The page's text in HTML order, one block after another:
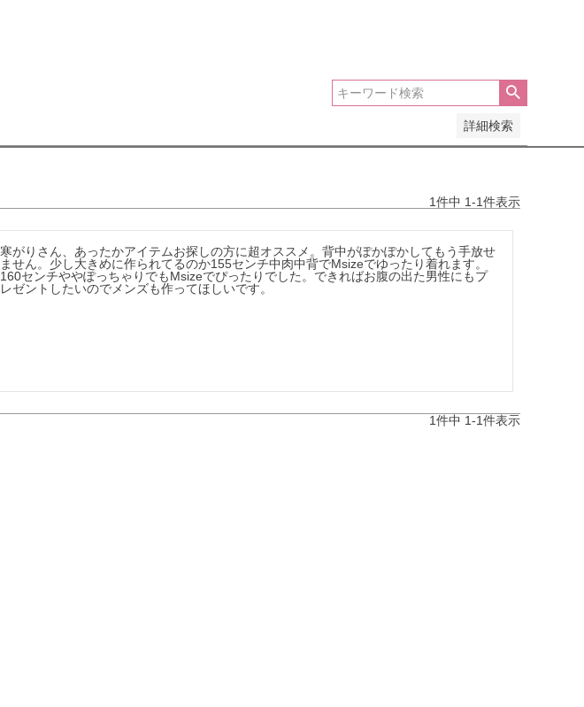
詳細検索
1件中 1-1件表示
寒がりさん、あったかアイテムお探しの方に超オススメ。背中がぽかぽかしてもう手放せ
ません。少し大きめに作られてるのか155センチ中肉中背でMsizeでゆったり着れます。
160センチややぽっちゃりでもMsizeでぴったりでした。できればお腹の出た男性にもプ
レゼントしたいのでメンズも作ってほしいです。
1件中 1-1件表示